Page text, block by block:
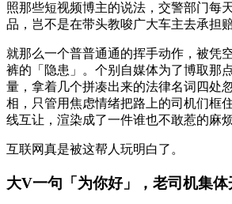
照那些短视频博主的说法，交警部门每
品，岂不是在带头教唆广大车主去承担
就那么一个普普通通的挥手动作，被凭
裤的「隐患」。个别自媒体为了博取那
量，拿着几个拼凑出来的法律名词四处
相，只管用焦虑情绪把路上的司机们框
线互让，渲染成了一件谁也不敢惹的麻烦
互联网真是被这帮人玩明白了。
大V一句「为你好」，老司机集体